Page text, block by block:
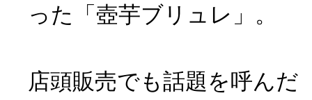
った「壺芋ブリュレ」。
店頭販売でも話題を呼んだ